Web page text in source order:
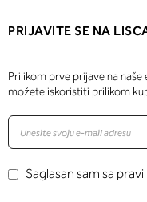
PRIJAVITE SE NA
Prilikom prve prijave na
možete iskoristiti prilikom
Saglasan sam sa